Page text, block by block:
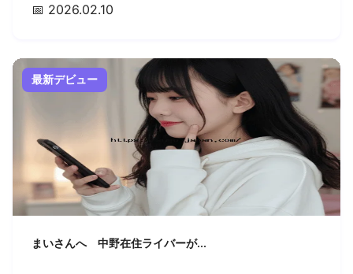
📅 2026.02.10
最新デビュー
まいさんへ 中野在住ライバーが...